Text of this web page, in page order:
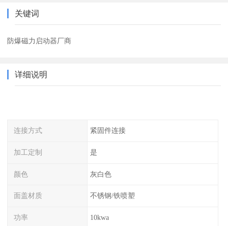
关键词
防爆磁力启动器厂商
详细说明
连接方式 紧固件连接
加工定制 是
颜色 灰白色
面盖材质 不锈钢/铁喷塑
功率 10kwa